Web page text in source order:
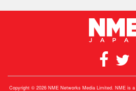
Copyright © 2026 NME Networks Media Limited. NME is